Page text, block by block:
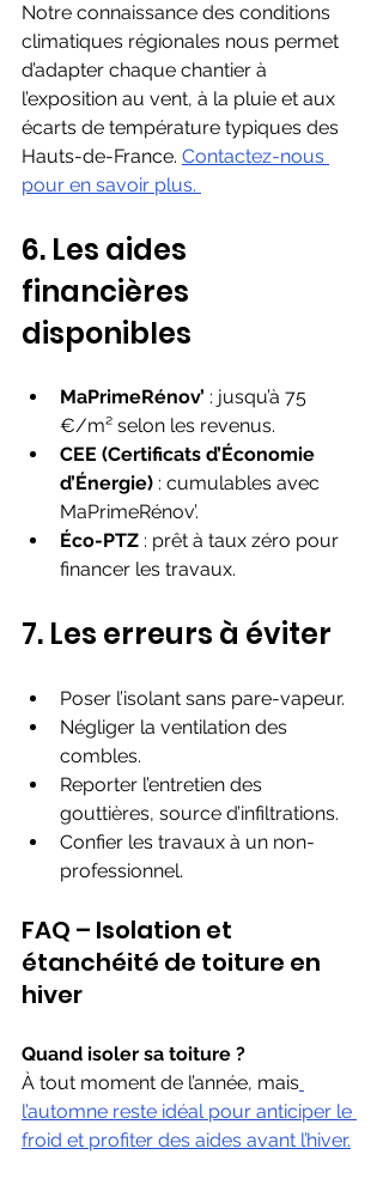
Notre connaissance des conditions
climatiques régionales nous permet
d’adapter chaque chantier à
l’exposition au vent, à la pluie et aux
écarts de température typiques des
Hauts-de-France. Contactez-nous
pour en savoir plus.
6. Les aides
financières
disponibles
MaPrimeRénov’ : jusqu’à 75
€/m² selon les revenus.
CEE (Certificats d’Économie
d’Énergie) : cumulables avec
MaPrimeRénov’.
Éco-PTZ : prêt à taux zéro pour
financer les travaux.
7. Les erreurs à éviter
Poser l’isolant sans pare-vapeur.
Négliger la ventilation des
combles.
Reporter l’entretien des
gouttières, source d’infiltrations.
Confier les travaux à un non-
professionnel.
FAQ – Isolation et
étanchéité de toiture en
hiver
Quand isoler sa toiture ?
À tout moment de l’année, mais
l’automne reste idéal pour anticiper le
froid et profiter des aides avant l’hiver.